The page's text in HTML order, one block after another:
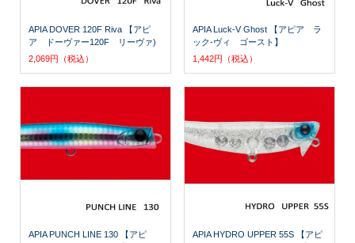
APIA DOVER 120F Riva 【アピ
ア ドーヴァー120F リーヴァ)
2,069円（税込）
APIA Luck-V Ghost 【アピア ラ
ック-ヴィ ゴースト】
1,442円（税込）
APIA PUNCH LINE 130 【アピ
APIA HYDRO UPPER 55S 【アピ